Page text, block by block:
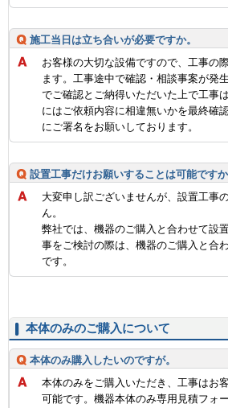
施工当日は立ち合いが必要ですか。
お客様の大切な設備ですので、工事の
ます。工事途中で確認・相談事案が発
でご確認とご納得いただいた上で工事
にはご依頼内容に相違無いかを最終確
にご署名をお願いしております。
設置工事だけお願いすることは可能ですか
大変申し訳ございませんが、設置工事
ん。
弊社では、機器のご購入と合わせて設
事をご検討の際は、機器のご購入と合
です。
本体のみのご購入について
本体のみ購入したいのですが。
本体のみをご購入いただき、工事はお
可能です。機器本体のみ専用見積フォ